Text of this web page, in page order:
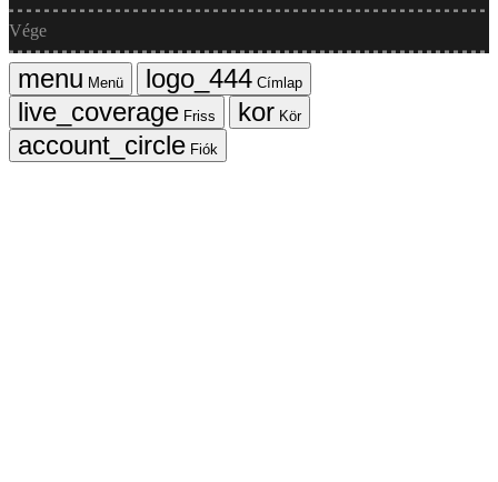
Vége
Menü
Címlap
Friss
Kör
Fiók